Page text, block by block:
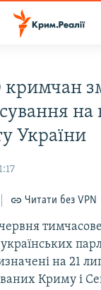
на
України
Читати без VPN
на 21
Криму і